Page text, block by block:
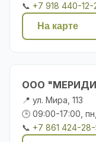
📞 +7 918 440-12-
На карте
ООО
📍 ул. Мира, 113
🕒 09:00-17:00,
📞 +7 861 424-28-